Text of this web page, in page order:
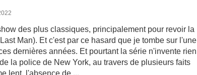
des plus classiques, principalement pour revoir la
Man). Et c'est par ce hasard que je tombe sur l'une
dernières années. Et pourtant la série n'invente rien
la police de New York, au travers de plusieurs faits
lent, l'absence de ...